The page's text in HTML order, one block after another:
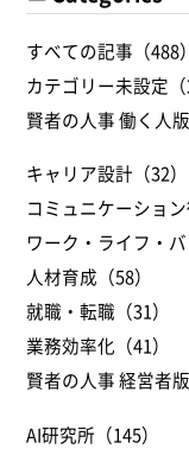
すべての記事（488）
カテゴリー未設定（
賢者の人事 働く人版
キャリア設計（32）
コミュニケーション
ワーク・ライフ・バ
人材育成（58）
就職・転職（31）
業務効率化（41）
賢者の人事 経営者版
AI研究所（145）